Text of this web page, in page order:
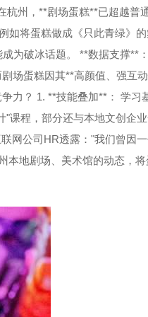
杭州，**剧场蛋糕**已超越普
如将蛋糕做成《只此青绿》
为破冰话题。 **数据支撑**：
场蛋糕因其**高颜值、强互
力？ 1. **技能叠加**： 学习
"课程，部分还与本地文创企
网公司HR透露："我们曾因
本地剧场、美术馆的动态，将